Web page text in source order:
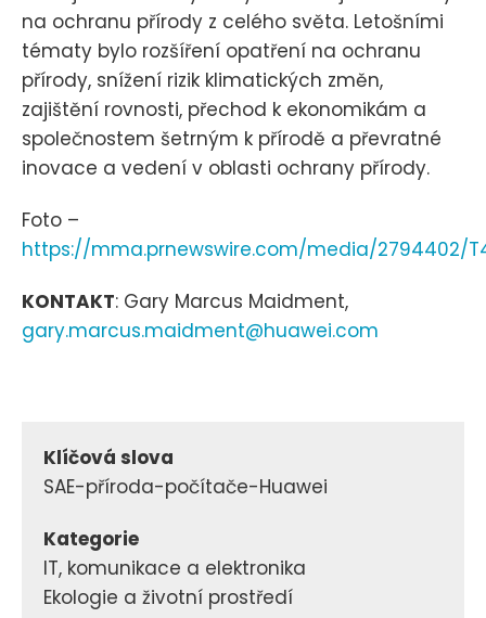
na ochranu přírody z celého světa. Letošními
tématy bylo rozšíření opatření na ochranu
přírody, snížení rizik klimatických změn,
zajištění rovnosti, přechod k ekonomikám a
společnostem šetrným k přírodě a převratné
inovace a vedení v oblasti ochrany přírody.
Foto –
https://mma.prnewswire.com/media/2794402/
KONTAKT: Gary Marcus Maidment,
gary.marcus.maidment@huawei.com
Klíčová slova
SAE-příroda-počítače-Huawei
Kategorie
IT, komunikace a elektronika
Ekologie a životní prostředí